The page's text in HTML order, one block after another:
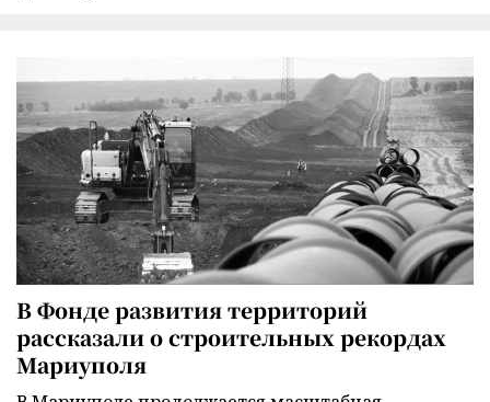
В Фонде развития территорий
рассказали о строительных рекордах
Мариуполя